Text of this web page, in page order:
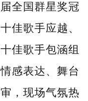
全国群星奖冠
佳歌手应越、
佳歌手包涵组
感表达、舞台
，现场气氛热